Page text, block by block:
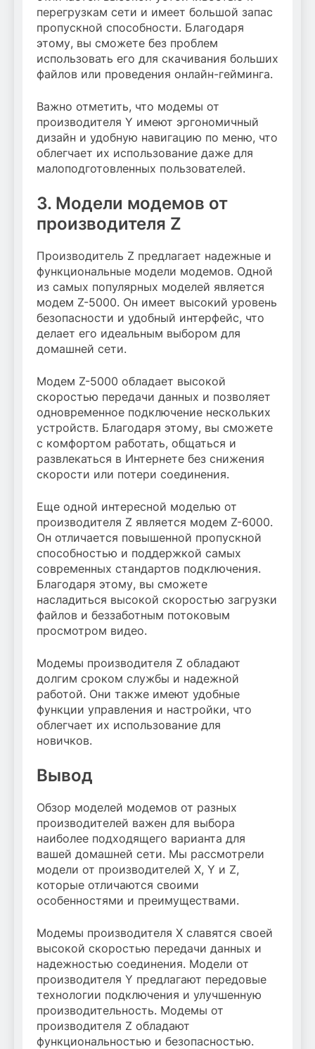
перегрузкам сети и имеет большой запас
пропускной способности. Благодаря
этому, вы сможете без проблем
использовать его для скачивания больших
файлов или проведения онлайн-гейминга.
Важно отметить, что модемы от
производителя Y имеют эргономичный
дизайн и удобную навигацию по меню, что
облегчает их использование даже для
малоподготовленных пользователей.
3. Модели модемов от
производителя Z
Производитель Z предлагает надежные и
функциональные модели модемов. Одной
из самых популярных моделей является
модем Z-5000. Он имеет высокий уровень
безопасности и удобный интерфейс, что
делает его идеальным выбором для
домашней сети.
Модем Z-5000 обладает высокой
скоростью передачи данных и позволяет
одновременное подключение нескольких
устройств. Благодаря этому, вы сможете
с комфортом работать, общаться и
развлекаться в Интернете без снижения
скорости или потери соединения.
Еще одной интересной моделью от
производителя Z является модем Z-6000.
Он отличается повышенной пропускной
способностью и поддержкой самых
современных стандартов подключения.
Благодаря этому, вы сможете
насладиться высокой скоростью загрузки
файлов и беззаботным потоковым
просмотром видео.
Модемы производителя Z обладают
долгим сроком службы и надежной
работой. Они также имеют удобные
функции управления и настройки, что
облегчает их использование для
новичков.
Вывод
Обзор моделей модемов от разных
производителей важен для выбора
наиболее подходящего варианта для
вашей домашней сети. Мы рассмотрели
модели от производителей X, Y и Z,
которые отличаются своими
особенностями и преимуществами.
Модемы производителя X славятся своей
высокой скоростью передачи данных и
надежностью соединения. Модели от
производителя Y предлагают передовые
технологии подключения и улучшенную
производительность. Модемы от
производителя Z обладают
функциональностью и безопасностью.